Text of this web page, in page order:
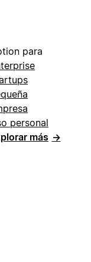
para
personal
más →